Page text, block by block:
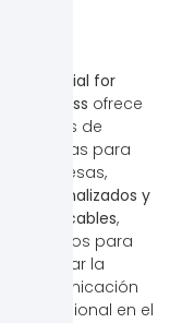
Essential for
Business ofrece
cursos de
idiomas para
empresas,
personalizados y
bonificables,
creados para
mejorar la
comunicación
profesional en el